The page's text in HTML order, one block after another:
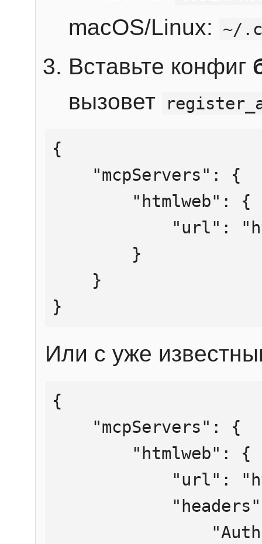
macOS/Linux: ~/
Вставьте конфиг
вызовет
{
}
Или с уже
{